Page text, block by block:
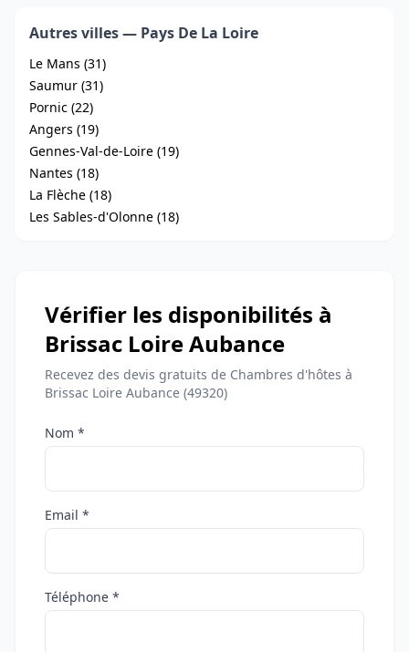
Autres villes — Pays De La Loire
Le Mans (31)
Saumur (31)
Pornic (22)
Angers (19)
Gennes-Val-de-Loire (19)
Nantes (18)
La Flèche (18)
Les Sables-d'Olonne (18)
Vérifier les disponibilités à
Brissac Loire Aubance
Recevez des devis gratuits de Chambres d'hôtes à
Brissac Loire Aubance (49320)
Nom *
Email *
Téléphone *